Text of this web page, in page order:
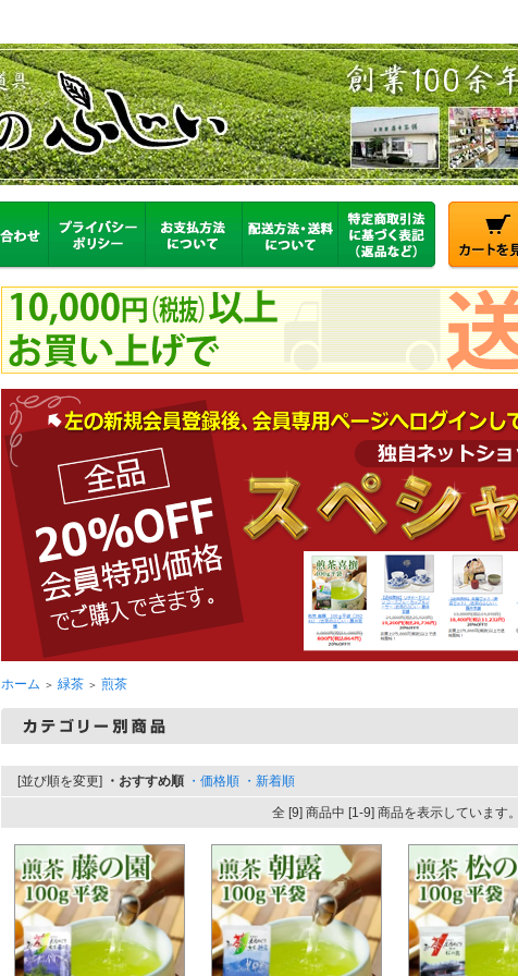
ホーム ＞ 緑茶 ＞ 煎茶
[並び順を変更] ・おすすめ順 ・価格順 ・新着順
全 [9] 商品中 [1-9] 商品を表示しています